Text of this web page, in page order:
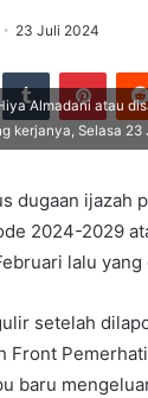
23 Juli 2024
LinkedIn Tumblr
Almadani atau
kerjanya, Selasa 23
dugaan ijazah
2024-2029
lalu
setelah
Front
baru